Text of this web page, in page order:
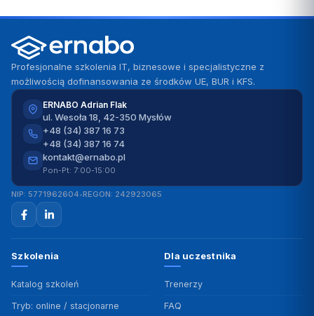
Profesjonalne szkolenia IT, biznesowe i specjalistyczne z
możliwością dofinansowania ze środków UE, BUR i KFS.
ERNABO Adrian Flak
ul. Wesoła 18, 42-350 Mysłów
+48 (34) 387 16 73
+48 (34) 387 16 74
kontakt@ernabo.pl
Pon-Pt: 7:00-15:00
NIP: 5771962604•REGON: 242923065
Szkolenia
Katalog szkoleń
Tryb: online / stacjonarne
Dla uczestnika
Trenerzy
FAQ